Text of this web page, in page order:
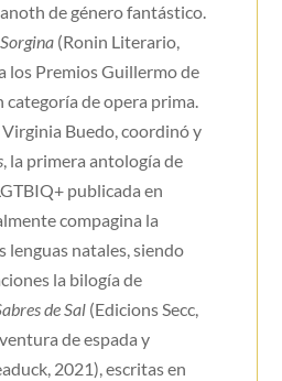
de género fantástico.
Sorgina (Ronin Literario,
los Premios Guillermo de
categoría de opera prima.
Buedo, coordinó y
, la primera antología de
publicada en
compagina la
lenguas natales, siendo
la bilogía de
de Sal (Edicions Secc,
de espada y
2021), escritas en